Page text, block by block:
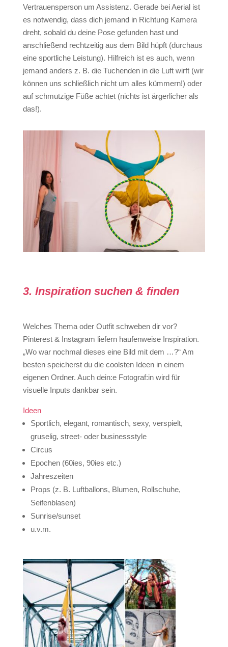
Vertrauensperson um Assistenz. Gerade bei Aerial ist
es notwendig, dass dich jemand in Richtung Kamera
dreht, sobald du deine Pose gefunden hast und
anschließend rechtzeitig aus dem Bild hüpft (durchaus
eine sportliche Leistung). Hilfreich ist es auch, wenn
jemand anders z. B. die Tuchenden in die Luft wirft (wir
können uns schließlich nicht um alles kümmern!) oder
auf schmutzige Füße achtet (nichts ist ärgerlicher als
das!).
3. Inspiration suchen & finden
Welches Thema oder Outfit schweben dir vor?
Pinterest & Instagram liefern haufenweise Inspiration.
„Wo war nochmal dieses eine Bild mit dem …?“ Am
besten speicherst du die coolsten Ideen in einem
eigenen Ordner. Auch dein:e Fotograf:in wird für
visuelle Inputs dankbar sein.
Ideen
Sportlich, elegant, romantisch, sexy, verspielt,
gruselig, street- oder businessstyle
Circus
Epochen (60ies, 90ies etc.)
Jahreszeiten
Props (z. B. Luftballons, Blumen, Rollschuhe,
Seifenblasen)
Sunrise/sunset
u.v.m.